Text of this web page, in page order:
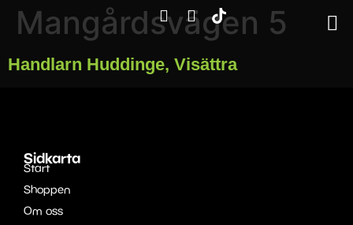
Mangårdsvägen 5
Handlarn Huddinge, Visättra
Sidkarta
Start
Shoppen
Om oss